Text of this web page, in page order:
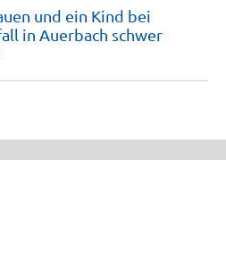
und ein Kind bei
in Auerbach schwer